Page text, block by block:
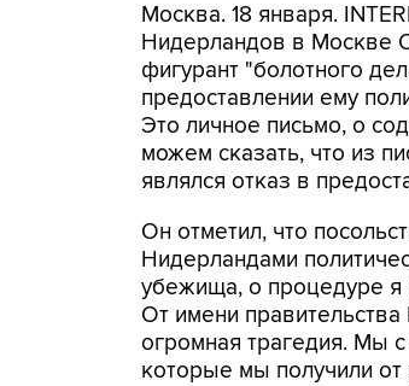
Москва. 18 января.
Нидерландов в Москве
фигурант "болотного
предоставлении ему
Это личное письмо, о
можем сказать, что из
являлся отказ в
Он отметил, что
Нидерландами
убежища, о процедуре я
От имени
огромная трагедия. Мы
которые мы получили от